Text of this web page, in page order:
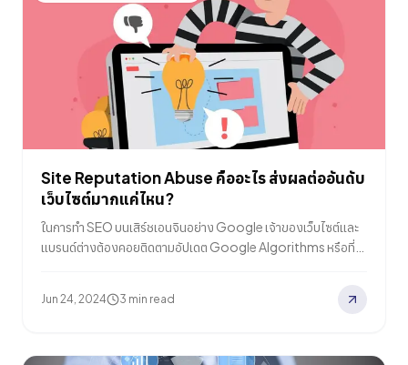
Site Reputation Abuse คืออะไร ส่งผลต่ออันดับ
เว็บไซต์มากแค่ไหน?
ในการทำ SEO บนเสิร์ชเอนจินอย่าง Google เจ้าของเว็บไซต์และ
แบรนด์ต่างต้องคอยติดตามอัปเดต Google Algorithms หรือที่
มีนาคม 2024 ที่ผ่านมา ทาง Google ก็ได้กล่าวถึงนโยบาย…
Jun 24, 2024 3 min read